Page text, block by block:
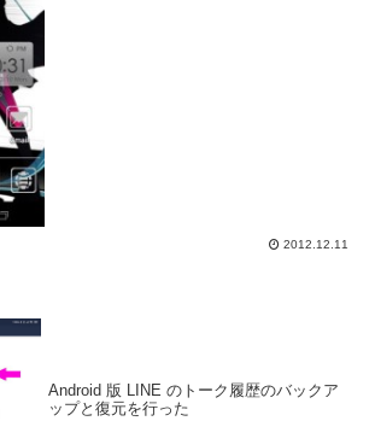
2012.12.11
Android 版 LINE のトーク履歴のバックア
ップと復元を行った